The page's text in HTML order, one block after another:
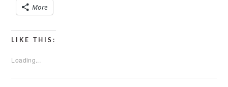
More
LIKE THIS:
Loading...